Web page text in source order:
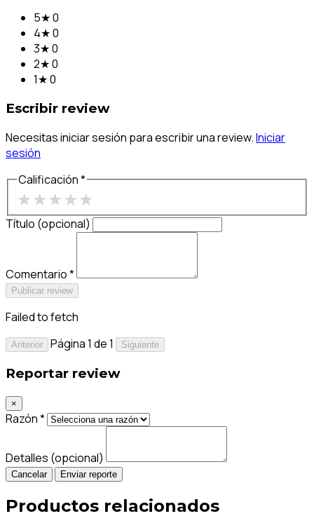
5★0
4★0
3★0
2★0
1★0
Escribir review
Necesitas iniciar sesión para escribir una review.Iniciar
sesión
Calificación *
★★★★★
Título (opcional)
Comentario *
Publicar review
Failed to fetch
Anterior Página 1 de 1 Siguiente
Reportar review
×
Razón *
Detalles (opcional)
Cancelar Enviar reporte
Productos relacionados